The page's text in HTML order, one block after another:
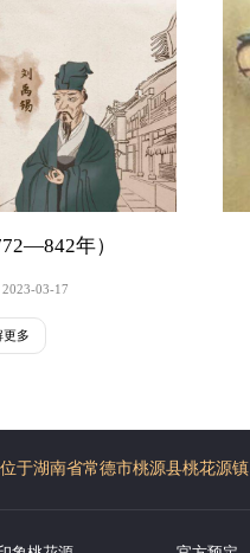
年）
03-17
更多
于湖南省常德市桃源县桃花源镇